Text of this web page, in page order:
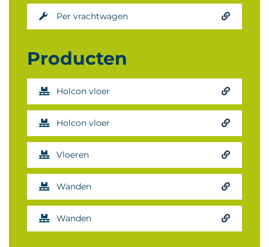
Per vrachtwagen
Producten
Holcon vloer
Holcon vloer
Vloeren
Wanden
Wanden